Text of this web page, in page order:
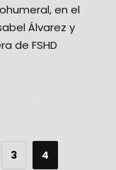
en el
Álvarez y
de FSHD
3 4